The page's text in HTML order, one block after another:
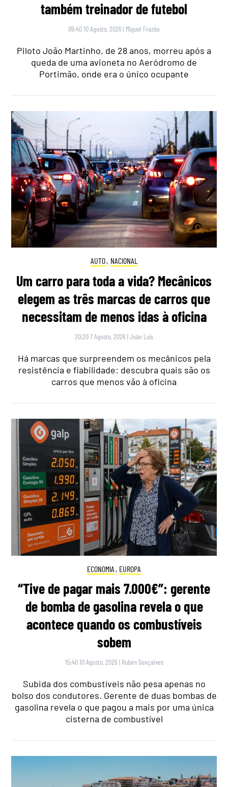
também treinador de futebol
09:40 10 Agosto, 2026 | Miguel Frazão
Piloto João Martinho, de 28 anos, morreu após a
queda de uma avioneta no Aeródromo de
Portimão, onde era o único ocupante
AUTO, NACIONAL
Um carro para toda a vida? Mecânicos
elegem as três marcas de carros que
necessitam de menos idas à oficina
20:20 7 Agosto, 2026 |João Luís
Há marcas que surpreendem os mecânicos pela
resistência e fiabilidade: descubra quais são os
carros que menos vão à oficina
ECONOMIA , EUROPA
“Tive de pagar mais 7.000€”: gerente
de bomba de gasolina revela o que
acontece quando os combustíveis
sobem
15:40 10 Agosto, 2026 | Rubén Gonçalves
Subida dos combustíveis não pesa apenas no
bolso dos condutores. Gerente de duas bombas de
gasolina revela o que pagou a mais por uma única
cisterna de combustível